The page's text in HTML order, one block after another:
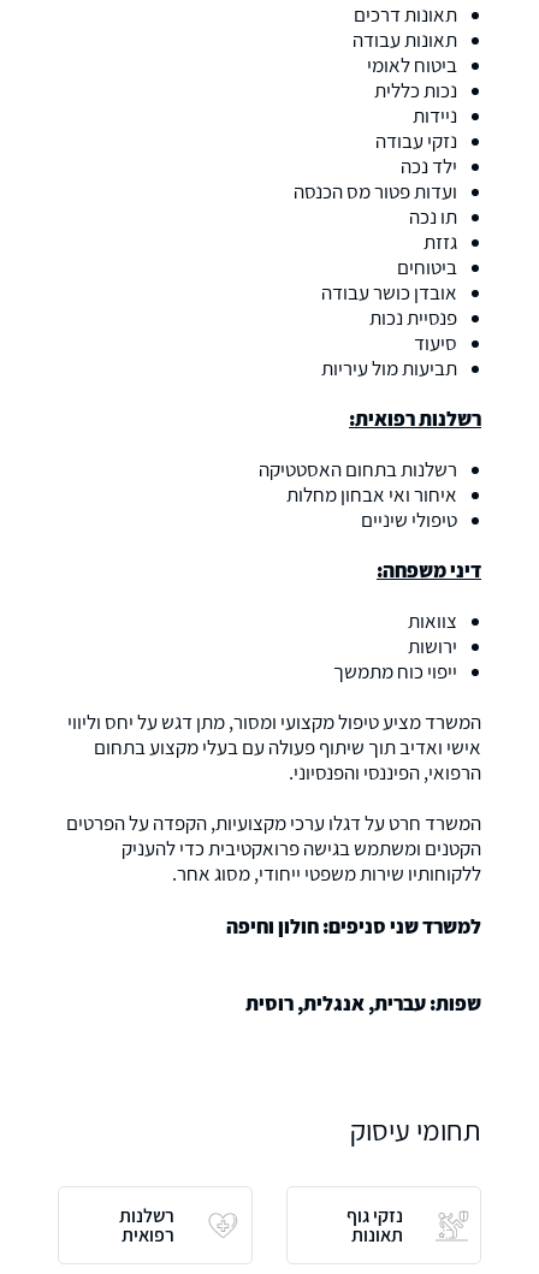
תאונות דרכים
תאונות עבודה
ביטוח לאומי
נכות כללית
ניידות
נזקי עבודה
ילד נכה
ועדות פטור מס הכנסה
תו נכה
גזזת
ביטוחים
אובדן כושר עבודה
פנסיית נכות
סיעוד
תביעות מול עיריות
רשלנות רפואית:
רשלנות בתחום האסטטיקה
איחור ואי אבחון מחלות
טיפולי שיניים
דיני משפחה:
צוואות
ירושות
ייפוי כוח מתמשך
המשרד מציע טיפול מקצועי ומסור, מתן דגש על יחס וליווי
אישי ואדיב תוך שיתוף פעולה עם בעלי מקצוע בתחום
הרפואי, הפיננסי והפנסיוני.
המשרד חרט על דגלו ערכי מקצועיות, הקפדה על הפרטים
הקטנים ומשתמש בגישה פרואקטיבית כדי להעניק
ללקוחותיו שירות משפטי ייחודי, מסוג אחר.
למשרד שני סניפים: חולון וחיפה
שפות: עברית, אנגלית, רוסית
תחומי עיסוק
נזקי גוף
תאונות
רשלנות
רפואית